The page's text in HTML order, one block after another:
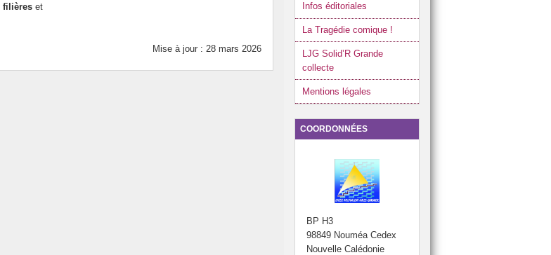
filièreset
Mise à jour : 28 mars 2026
Infos éditoriales
La Tragédie comique !
LJG Solid’R Grande
collecte
Mentions légales
COORDONNÉES
BP H3
98849 Nouméa Cedex
Nouvelle Calédonie